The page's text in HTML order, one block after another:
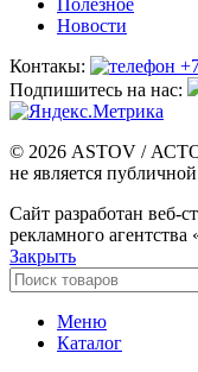
Полезное
Новости
Контакы:
Подпишитесь на нас:
© 2026 ASTOV /
не является
Сайт разработан веб-
рекламного агентства
Закрыть
Меню
Каталог